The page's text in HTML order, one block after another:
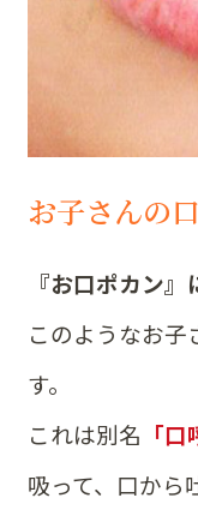
お子さんの
『お口ポカン
このようなお子
す。
これは別名 「口
吸って、口から